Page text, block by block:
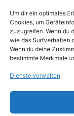
Um dir ein optimales
Cookies, um
zuzugreifen. Wenn du
wie das Surfverhalten
Wenn du deine
bestimmte Merkmale
Dienste verwalten
Eintrags-Feed
Kommentar-Feed
WordPress.org